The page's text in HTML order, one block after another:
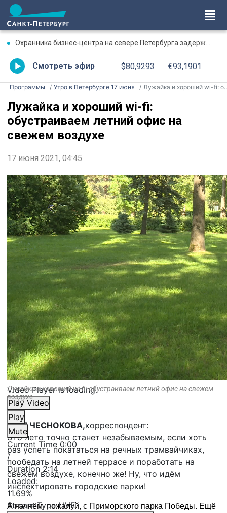
Охранника бизнес-центра на севере Петербурга задержали после избиения коллеги
Смотреть эфир $80,9293 €93,1901
Программы Утро в Петербурге 17 июня Лужайка и хороший wi-fi: обустраиваем летний офис на свежем воздухе
Лужайка и хороший wi-fi:
обустраиваем летний офис на
свежем воздухе
17 июня 2021, 04:45
Video Player is loading.
Play Video
Play
Mute
Current Time 0:00
/
Duration 2:14
Loaded:
11.69%
Stream TypeLIVE
Лужайка и хороший wi-fi: обустраиваем летний офис на свежем
воздухе
ЮЛЯ ЧЕСНОКОВА,корреспондент:
Это лето точно станет незабываемым, если хоть
раз успеть покататься на речных трамвайчиках,
пообедать на летней террасе и поработать на
свежем воздухе, конечно же! Ну, что идём
инспектировать городские парки!
А начнём, пожалуй, с Приморского парка Победы. Ещё